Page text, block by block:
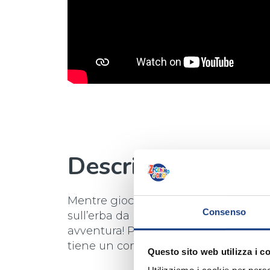
Consenso
Questo sito web utilizza i
Descrizione
Mentre gioca al parco, un bimbo
sull’erba da un cane. Ma che
avventura! Piuttosto porta
tiene un compagno al guinzaglio.